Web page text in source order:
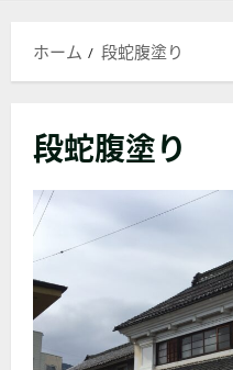
ン
ー
ホーム 段蛇腹塗り
段蛇腹塗り